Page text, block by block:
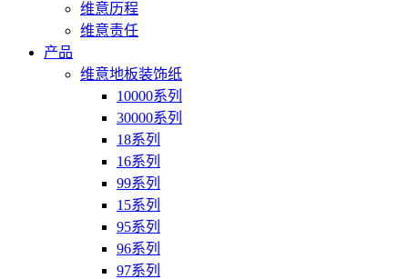
维意历程
维意责任
产品
维意地板装饰纸
10000系列
30000系列
18系列
16系列
99系列
15系列
95系列
96系列
97系列